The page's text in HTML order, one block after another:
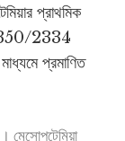
প্রাথমিক
2350/2334
প্রমাণিত
মেসোপটেমিয়া